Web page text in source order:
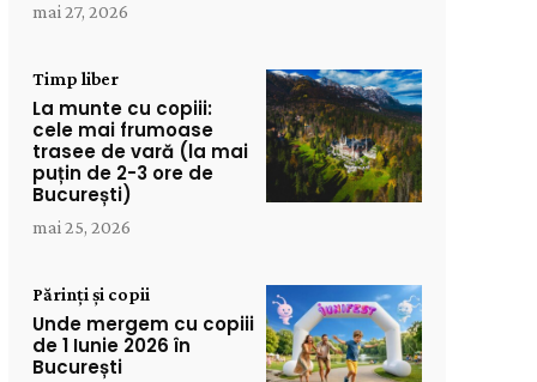
mai 27, 2026
Timp liber
La munte cu copiii:
cele mai frumoase
trasee de vară (la mai
puțin de 2-3 ore de
București)
mai 25, 2026
Părinți și copii
Unde mergem cu copiii
de 1 Iunie 2026 în
București